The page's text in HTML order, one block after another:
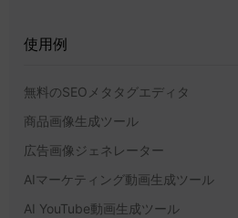
使用例
無料のSEOメタタグエディタ
商品画像生成ツール
広告画像ジェネレーター
AIマーケティング動画生成ツール
AI YouTube動画生成ツール